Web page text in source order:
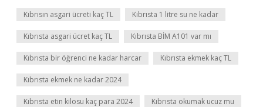
Kıbrısın asgari ücreti kaç TL Kıbrısta 1 litre su ne kadar
Kıbrısta asgari ücret kaç TL Kıbrısta BİM A101 var mı
Kıbrısta bir öğrenci ne kadar harcar Kıbrısta ekmek kaç TL
Kıbrısta ekmek ne kadar 2024
Kıbrısta etin kilosu kaç para 2024 Kıbrısta okumak ucuz mu